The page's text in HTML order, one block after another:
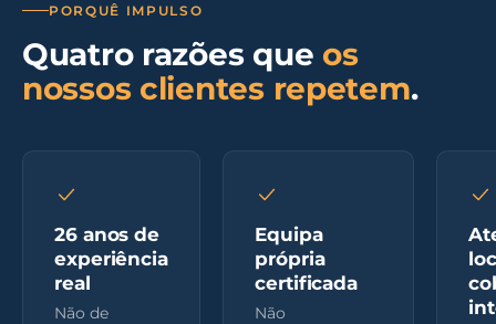
PORQUÊ IMPULSO
Quatro razões que os
nossos clientes repetem.
26 anos de
experiência
real
Não de
Equipa
própria
certificada
Não